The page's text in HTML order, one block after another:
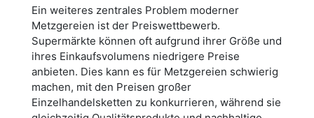
Ein weiteres zentrales Problem moderner
Metzgereien ist der Preiswettbewerb.
Supermärkte können oft aufgrund ihrer Größe und
ihres Einkaufsvolumens niedrigere Preise
anbieten. Dies kann es für Metzgereien schwierig
machen, mit den Preisen großer
Einzelhandelsketten zu konkurrieren, während sie